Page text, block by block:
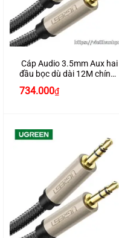
Cáp Audio 3.5mm Aux hai
đầu bọc dù dài 12M chính
734.000₫